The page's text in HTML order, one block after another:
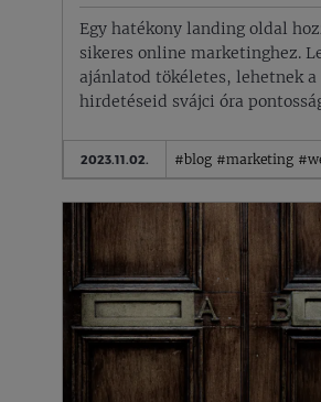
Egy hatékony landing oldal
sikeres online marketinghez.
ajánlatod tökéletes, lehetnek a
hirdetéseid svájci óra
2023.11.02. #blog #marketing